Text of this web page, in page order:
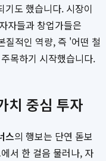
기도 했습니다. 시장이
자들과 창업가들은
질적인 역량, 즉 '어떤 철
목하기 시작했습니다.
치 중심 투자
스의 행보는 단연 돋보
서 한 걸음 물러나, 자